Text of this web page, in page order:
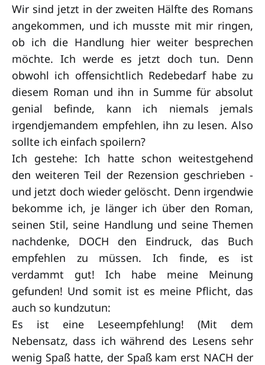
Wir sind jetzt in der zweiten Hälfte des Romans
angekommen, und ich musste mit mir ringen,
ob ich die Handlung hier weiter besprechen
möchte. Ich werde es jetzt doch tun. Denn
obwohl ich offensichtlich Redebedarf habe zu
diesem Roman und ihn in Summe für absolut
genial befinde, kann ich niemals jemals
irgendjemandem empfehlen, ihn zu lesen. Also
sollte ich einfach spoilern?
Ich gestehe: Ich hatte schon weitestgehend
den weiteren Teil der Rezension geschrieben -
und jetzt doch wieder gelöscht. Denn irgendwie
bekomme ich, je länger ich über den Roman,
seinen Stil, seine Handlung und seine Themen
nachdenke, DOCH den Eindruck, das Buch
empfehlen zu müssen. Ich finde, es ist
verdammt gut! Ich habe meine Meinung
gefunden! Und somit ist es meine Pflicht, das
auch so kundzutun:
Es ist eine Leseempfehlung! (Mit dem
Nebensatz, dass ich während des Lesens sehr
wenig Spaß hatte, der Spaß kam erst NACH der